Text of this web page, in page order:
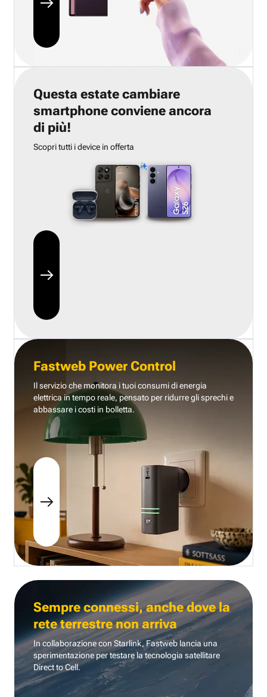
Questa estate cambiare
smartphone conviene ancora
di più!
Scopri tutti i device in offerta
Fastweb Power Control
Il servizio che monitora i tuoi consumi di energia
elettrica in tempo reale, pensato per ridurre gli sprechi e
abbassare i costi in bolletta.
Sempre connessi, anche dove la
rete terrestre non arriva
In collaborazione con Starlink, Fastweb lancia una
sperimentazione per testare la tecnologia satellitare
Direct to Cell.